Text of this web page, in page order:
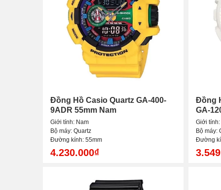
Đồng Hồ Casio Quartz GA-400-
9ADR 55mm Nam
Giới tính: Nam
Bộ máy: Quartz
Đường kính: 55mm
4.230.000₫
Đồng
GA-
Giới
Bộ máy:
Đường